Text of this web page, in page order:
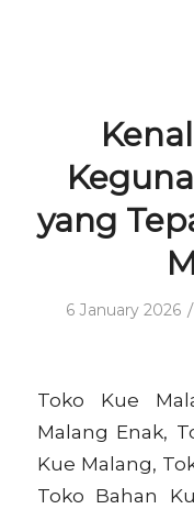
yang
6 January 2026 /
Toko Kue
Malang Enak,
Kue Malang,
Toko Bahan